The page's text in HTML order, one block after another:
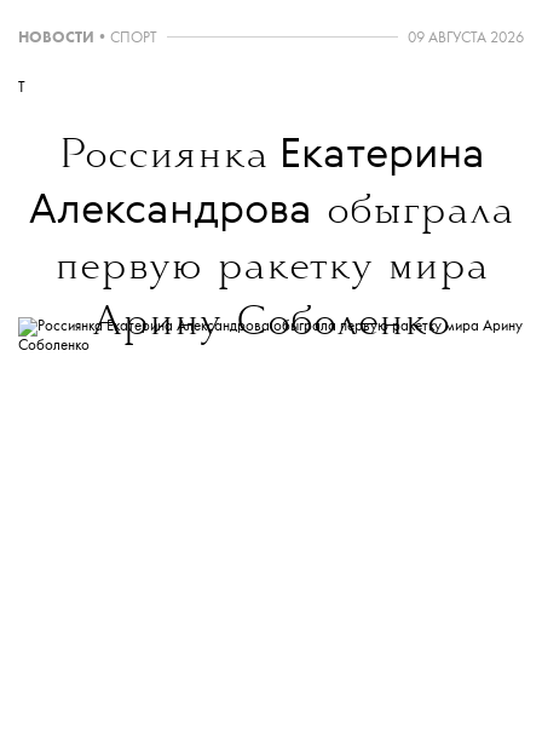
НОВОСТИ • СПОРТ 09 АВГУСТА 2026
T
Россиянка Екатерина
Александрова обыграла
первую ракетку мира
Арину Соболенко